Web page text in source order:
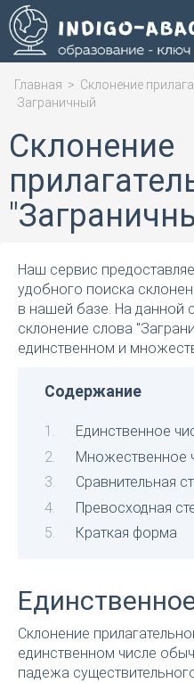
Главная > Склонение
Заграничный
Склонение
Наш сервис
удобного поиска
в нашей базе. На данной
склонение слова
единственном и
Содержание
Единственное
Множественное
Сравнительная
Превосходная
Краткая форма
Склонение
единственном числе
падежа